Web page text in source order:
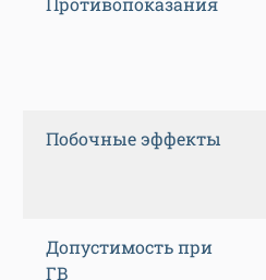
Побочные эффекты
Допустимость при
ГВ